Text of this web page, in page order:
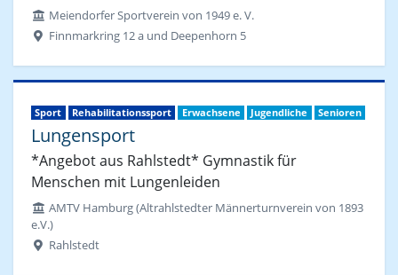
Meiendorfer Sportverein von 1949 e. V.
Finnmarkring 12 a und Deepenhorn 5
Sport Rehabilitationssport Erwachsene Jugendliche Senioren
Lungensport
*Angebot aus Rahlstedt* Gymnastik für
Menschen mit Lungenleiden
AMTV Hamburg (Altrahlstedter Männerturnverein von 1893
e.V.)
Rahlstedt